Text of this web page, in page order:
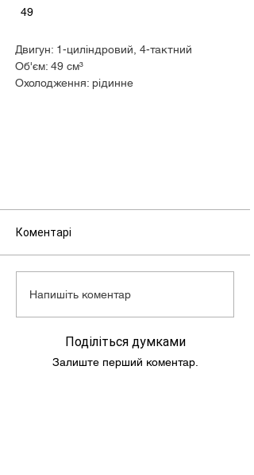
49
Двигун: 1-циліндровий, 4-тактний
Об'єм: 49 см³
Охолодження: рідинне
Коментарі
Напишіть коментар
Поділіться думками
Залиште перший коментар.